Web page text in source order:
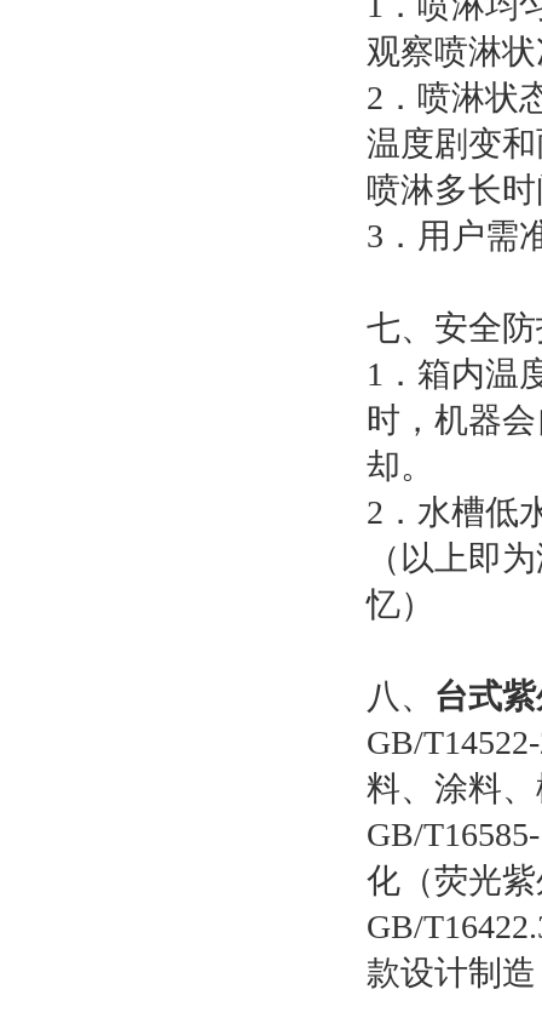
观察喷淋
2．喷淋状
温度剧变
喷淋多长
3．用户需
七、安全
1．箱内温
时，机器
却。
2．水槽低
（以上即
忆）
八、 台式
GB/
料、涂料
GB/
化（荧光
GB/
款设计制